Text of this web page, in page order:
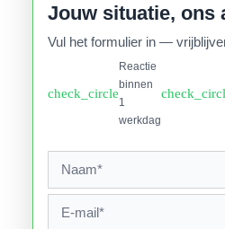
Jouw situatie, ons
Vul het formulier in —
check_circle
Reactie
binnen
1
werkdag